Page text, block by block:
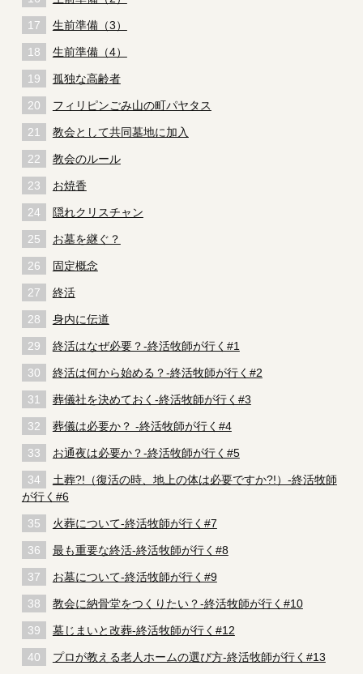
生前準備（3）
生前準備（4）
孤独な高齢者
フィリピンごみ山の町パヤタス
教会として共同墓地に加入
教会のルール
お焼香
隠れクリスチャン
お墓を継ぐ？
固定概念
終活
身内に伝道
終活はなぜ必要？-終活牧師が行く#1
終活は何から始める？-終活牧師が行く#2
葬儀社を決めておく-終活牧師が行く#3
葬儀は必要か？ -終活牧師が行く#4
お通夜は必要か？-終活牧師が行く#5
土葬?!（復活の時、地上の体は必要ですか?!）-終活牧師
が行く#6
火葬について-終活牧師が行く#7
最も重要な終活-終活牧師が行く#8
お墓について-終活牧師が行く#9
教会に納骨堂をつくりたい？-終活牧師が行く#10
墓じまいと改葬-終活牧師が行く#12
プロが教える老人ホームの選び方-終活牧師が行く#13